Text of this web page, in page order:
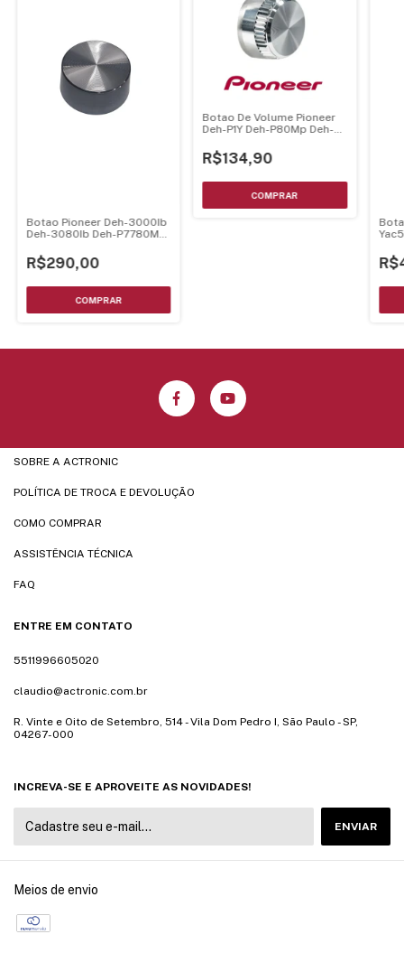
Botao Pioneer Deh-3000Ib
Deh-3080Ib Deh-P7780Mp
P7700Mp Deh-P6800Mp
Deh-P7880
R$290,00
Botao De Volume Pioneer
Deh-P1Y Deh-P80Mp Deh-
R$134,90
SOBRE A ACTRONIC
POLÍTICA DE TROCA E DEVOLUÇÃO
COMO COMPRAR
ASSISTÊNCIA TÉCNICA
FAQ
ENTRE EM CONTATO
5511996605020
claudio@actronic.com.br
R. Vinte e Oito de Setembro, 514 - Vila Dom Pedro I, São Paulo - SP,
04267-000
INCREVA-SE E APROVEITE AS NOVIDADES!
Meios de envio